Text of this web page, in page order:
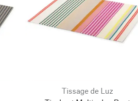
Tissage de Luz